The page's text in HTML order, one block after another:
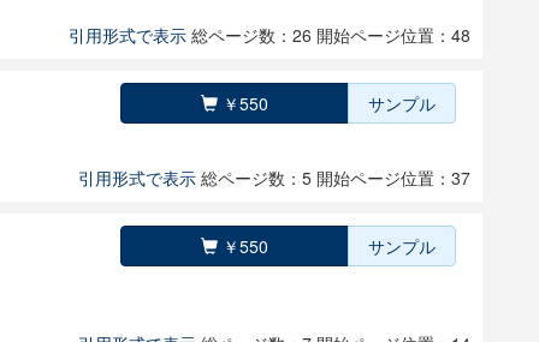
引用形式で表示 総ページ数：26 開始ページ位置：48
￥550 サンプル
引用形式で表示 総ページ数：5 開始ページ位置：37
￥550 サンプル